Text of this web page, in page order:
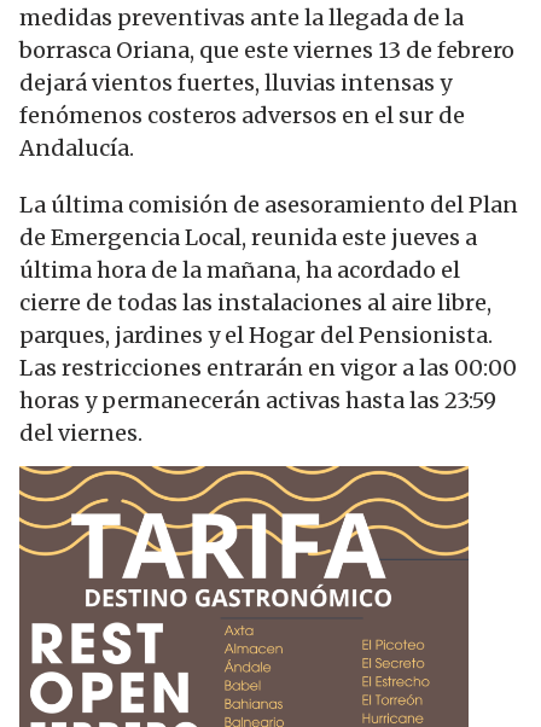
medidas preventivas ante la llegada de la
borrasca Oriana, que este viernes 13 de febrero
dejará vientos fuertes, lluvias intensas y
fenómenos costeros adversos en el sur de
Andalucía.
La última comisión de asesoramiento del Plan
de Emergencia Local, reunida este jueves a
última hora de la mañana, ha acordado el
cierre de todas las instalaciones al aire libre,
parques, jardines y el Hogar del Pensionista.
Las restricciones entrarán en vigor a las 00:00
horas y permanecerán activas hasta las 23:59
del viernes.